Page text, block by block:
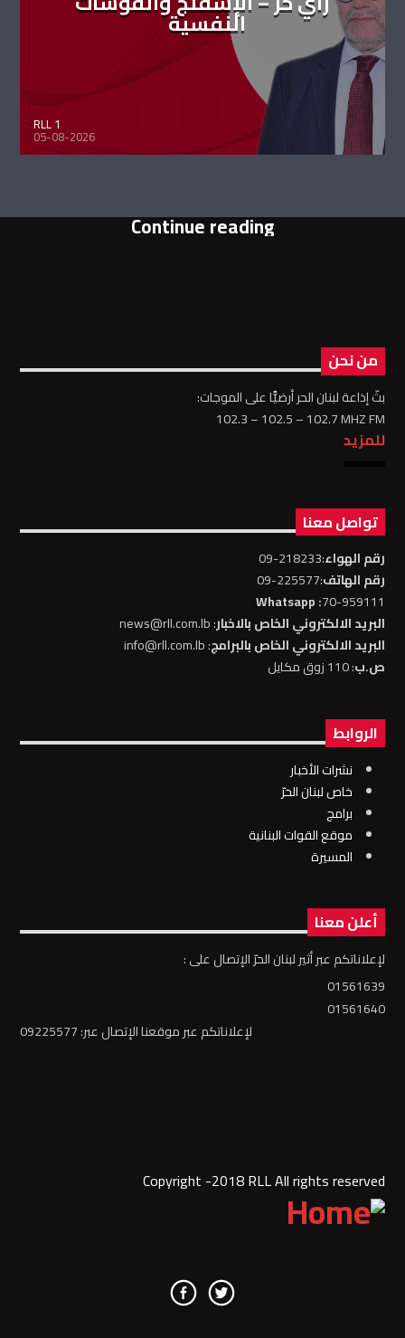
النفسية
RLL 1
05-08-2026
Continue reading
من نحن
بثّ إذاعة لبنان الحر أرضيًّا على الموجات:
102.3 – 102.5 – 102.7 MHZ FM
للمزيد
تواصل معنا
رقم الهواء:218233-09
رقم الهاتف:225577-09
70-959111
: Whatsapp
البريد الالكتروني الخاص بالاخبار: news@rll.com.lb
البريد الالكتروني الخاص بالبرامج: info@rll.com.lb
ص.ب: 110 زوق مكايل
الروابط
نشرات الأخبار
خاص لبنان الحرّ
برامج
موقع القوات البنانية
المسيرة
أعلن معنا
لإعلاناتكم عبر أثير لبنان الحرّ الإتصال على :
01561639
01561640
لإعلاناتكم عبر موقعنا الإتصال عبر: 09225577
Copyright -2018 RLL All rights reserved